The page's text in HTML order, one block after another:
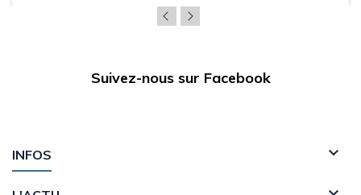
Suivez-nous sur Facebook
INFOS 